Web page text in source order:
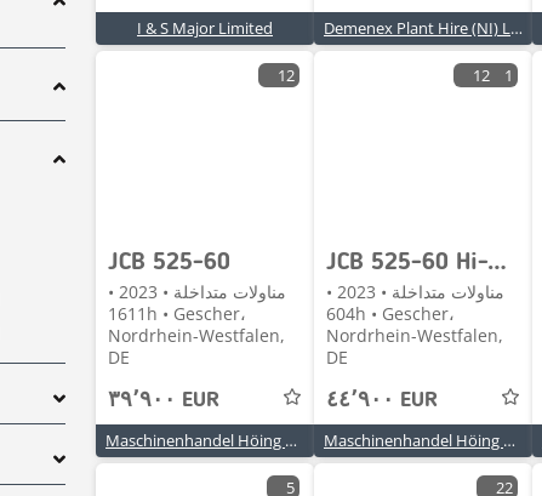
I & S Major Limited
Demenex Plant Hire (NI) Ltd
12
JCB 525-60
مناولات متداخلة • 2023 •
1611h • Gescher،
Nordrhein-Westfalen,
DE
٣٩٬٩٠٠ EUR
Maschinenhandel Höing GmbH & Co. KG
12 1
JCB 525-60 Hi-Viz nur 604 h
مناولات متداخلة • 2023 •
604h • Gescher،
Nordrhein-Westfalen,
DE
٤٤٬٩٠٠ EUR
Maschinenhandel Höing GmbH & Co. KG
5 22